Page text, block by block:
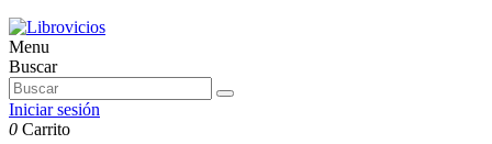
Menu
Buscar
Iniciar sesión
0 Carrito